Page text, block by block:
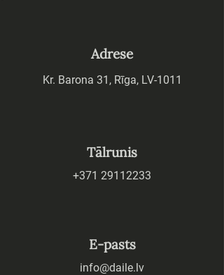
Adrese
Kr. Barona 31, Rīga, LV-1011
Tālrunis
+371 29112233
E-pasts
info@daile.lv